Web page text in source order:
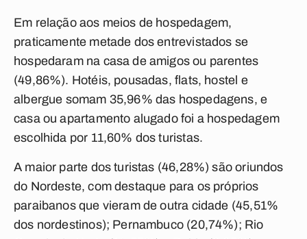
Em relação aos meios de hospedagem,
praticamente metade dos entrevistados se
hospedaram na casa de amigos ou parentes
(49,86%). Hotéis, pousadas, flats, hostel e
albergue somam 35,96% das hospedagens, e
casa ou apartamento alugado foi a hospedagem
escolhida por 11,60% dos turistas.
A maior parte dos turistas (46,28%) são oriundos
do Nordeste, com destaque para os próprios
paraibanos que vieram de outra cidade (45,51%
dos nordestinos); Pernambuco (20,74%); Rio